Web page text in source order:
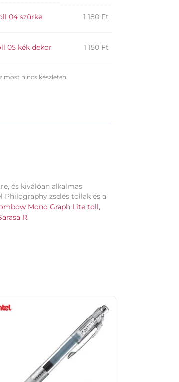
04 szürke 1 180 Ft
05 kék dekor 1 150 Ft
most nincs készleten.
és kiválóan alkalmas
zselés tollak és a
Mono Graph Lite toll,
R.